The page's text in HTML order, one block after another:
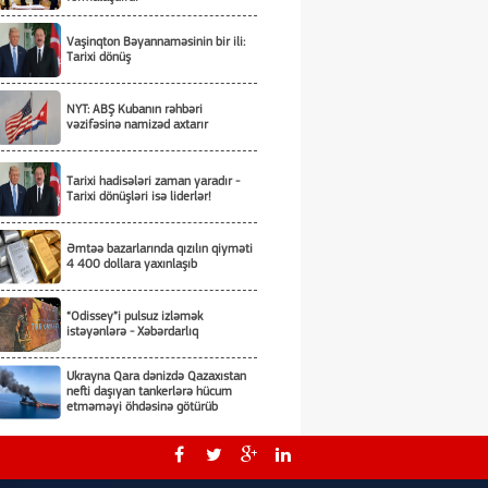
Vaşinqton Bəyannaməsinin bir ili:
Tarixi dönüş
NYT: ABŞ Kubanın rəhbəri
vəzifəsinə namizəd axtarır
Tarixi hadisələri zaman yaradır -
Tarixi dönüşləri isə liderlər!
Əmtəə bazarlarında qızılın qiyməti
4 400 dollara yaxınlaşıb
“Odissey”i pulsuz izləmək
istəyənlərə - Xəbərdarlıq
Ukrayna Qara dənizdə Qazaxıstan
nefti daşıyan tankerlərə hücum
etməməyi öhdəsinə götürüb
Azərbaycan Gürcüstandakı
münaqişənin sülh yolu ilə həllinə